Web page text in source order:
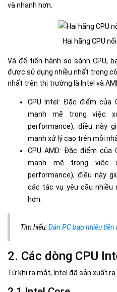
và nhanh hơn.
Hai hãng CPU
Và để tiến hành so sánh CPU,
được sử dụng nhiều nhất trong
nhất trên thị trường là Intel và
CPU Intel: Đặc điểm của
mạnh mẽ trong việc
performance), điều này
mạnh xử lý cao trên mỗi
CPU AMD: Đặc điểm của
mạnh mẽ trong việc
performance), điều này
các tác vụ yêu cầu nhiều
hơn.
Tìm hiểu:Dàn PC bao nhiêu tiền
2. Các dòng CPU
Từ khi ra mắt, Intel đã sản xuất ra